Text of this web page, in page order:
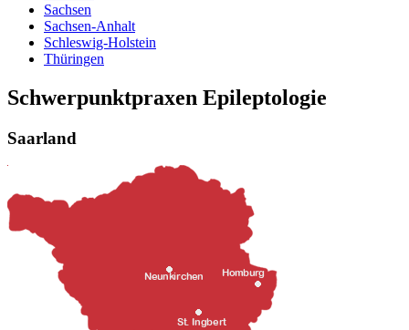
Sachsen
Sachsen-Anhalt
Schleswig-Holstein
Thüringen
Schwerpunktpraxen Epileptologie
Saarland